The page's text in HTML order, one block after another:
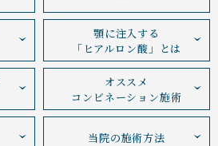
顎に注入する
「ヒアルロン酸」とは
オススメ
コンビネーション施術
当院の施術方法